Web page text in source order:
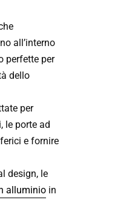
all’interno
perfette per
dello
per
le porte ad
e fornire
design, le
alluminio in